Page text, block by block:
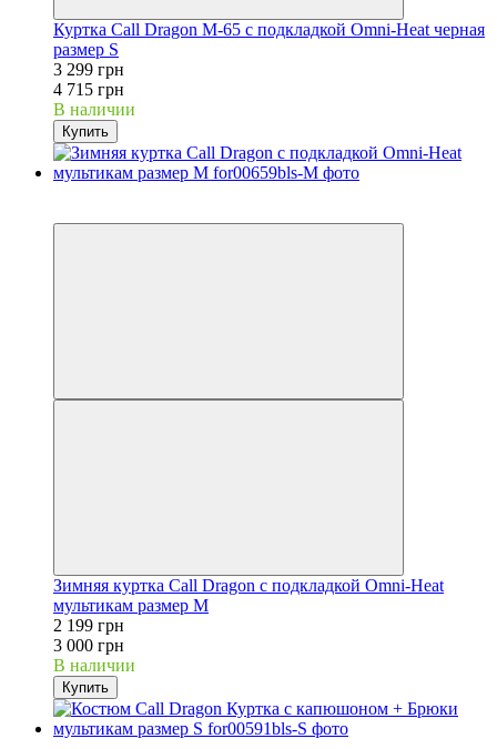
Куртка Call Dragon M-65 с подкладкой Omni-Heat черная
размер S
3 299 грн
4 715 грн
В наличии
Купить
Зимняя куртка Call Dragon с подкладкой Omni-Heat
мультикам размер M
2 199 грн
3 000 грн
В наличии
Купить